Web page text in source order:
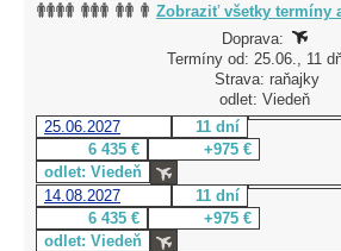
Zobraziť všetky termíny
Doprava:
Termíny od: 25.06., 11
Strava: raňajky
odlet: Viedeň
25.06.2027
11 dní
6 435 €
+975 €
odlet: Viedeň
14.08.2027
11 dní
6 435 €
+975 €
odlet: Viedeň